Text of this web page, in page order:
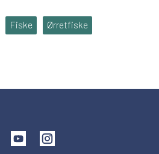
Fiske Ørretfiske